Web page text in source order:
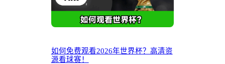
如何免费观看2026年世界杯？高清资
源看球赛！